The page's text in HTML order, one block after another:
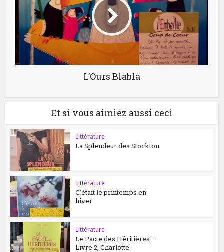
L’Ours Blabla
Et si vous aimiez aussi ceci
Littérature
La Splendeur des Stockton
Littérature
C’était le printemps en
hiver
Littérature
Le Pacte des Héritières –
Livre 2, Charlotte